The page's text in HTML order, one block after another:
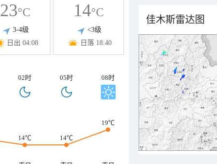
23°C
3-4级
日出 04:08
14°C
<3级
日落 18:40
02时 05时 08时
14℃
14℃
19℃
佳木斯雷达图